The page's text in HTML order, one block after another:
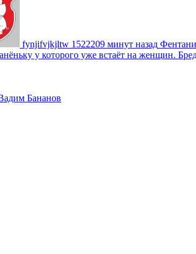
fynjifvjkjltw 1522209 минут назад
у которого уже встаёт на женщин.
Бананов